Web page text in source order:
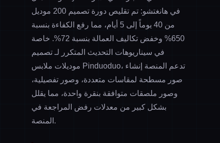
في هانغتشو: تم تقليص دورة تصميم 200 موديل
من 40 يوماً إلى 5 أيام، مما رفع الكفاءة بنسبة
650% وخفض تكاليف العمالة بنسبة 72%. خاصة
في سيناريوهات التحديث المتكرر لـ تصميم
موديلات ملابس Pinduoduo، تدعم المنصة إنشاء
صور مسطحة لمقاسات متعددة، وصور تفصيلية،
وصور ملصقات متوافقة بنقرة واحدة، مما يقلل
بشكل كبير من معدلات رفض المراجعة في
المنصة.